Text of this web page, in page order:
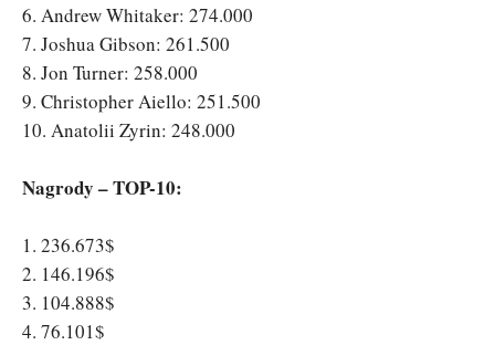
6. Andrew Whitaker: 274.000
7. Joshua Gibson: 261.500
8. Jon Turner: 258.000
9. Christopher Aiello: 251.500
10. Anatolii Zyrin: 248.000
Nagrody – TOP-10:
1. 236.673$
2. 146.196$
3. 104.888$
4. 76.101$